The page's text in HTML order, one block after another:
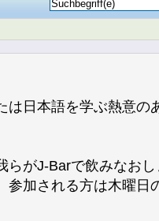
日本語を学ぶ熱意の
がJ-Barで飲みなおし
加される方は木曜日